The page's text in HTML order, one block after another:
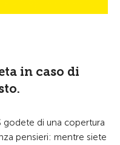
in caso di
godete di una copertura
pensieri: mentre siete